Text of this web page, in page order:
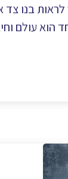
לראות בנו צד
הוא עולם